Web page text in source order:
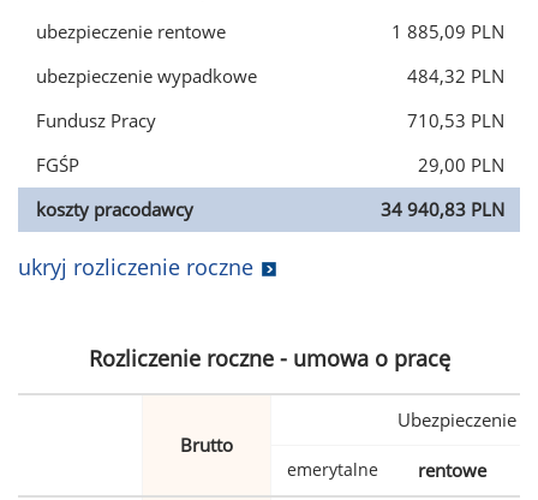
ubezpieczenie rentowe
1 885,09 PLN
ubezpieczenie wypadkowe
484,32 PLN
Fundusz Pracy
710,53 PLN
FGŚP
29,00 PLN
koszty pracodawcy
34 940,83 PLN
ukryj rozliczenie roczne
Rozliczenie roczne - umowa o pracę
Brutto
Ubezpieczenie
emerytalne rentowe